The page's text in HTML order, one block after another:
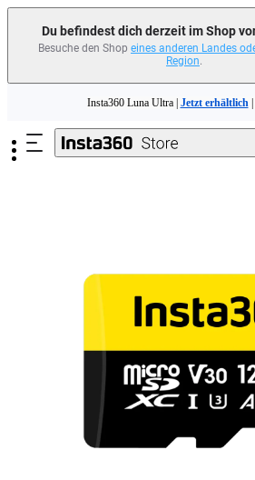
Du befindest dich derzeit im Shop
Besuche den Shop eines anderen Landes
Region.
Need shopping help? |
Insta360 Luna Ultra | Jetzt erhältlich|